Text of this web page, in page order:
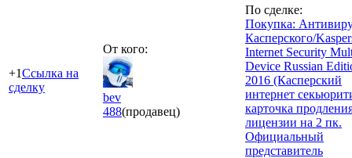
+1Ссылка на
сделку
От кого:
bev
488(продавец)
По сделке:
Покупка:
Касперского/
Internet Security
Device Russian
2016 (Касперский
интернет
карточка
лицензии на 2 пк.
Официальный
представитель